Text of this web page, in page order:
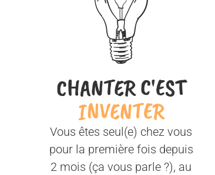
CHANTER C'EST
INVENTER
Vous êtes seul(e) chez vous
pour la première fois depuis
2 mois (ça vous parle ?), au